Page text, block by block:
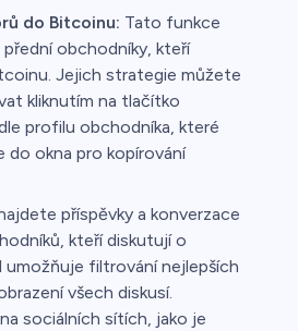
do Bitcoinu: Tato funkce
obchodníky, kteří
Jejich strategie můžete
kliknutím na tlačítko
profilu obchodníka, které
do okna pro kopírování
příspěvky a konverzace
kteří diskutují o
umožňuje filtrování nejlepších
všech diskusí.
sociálních sítích, jako je